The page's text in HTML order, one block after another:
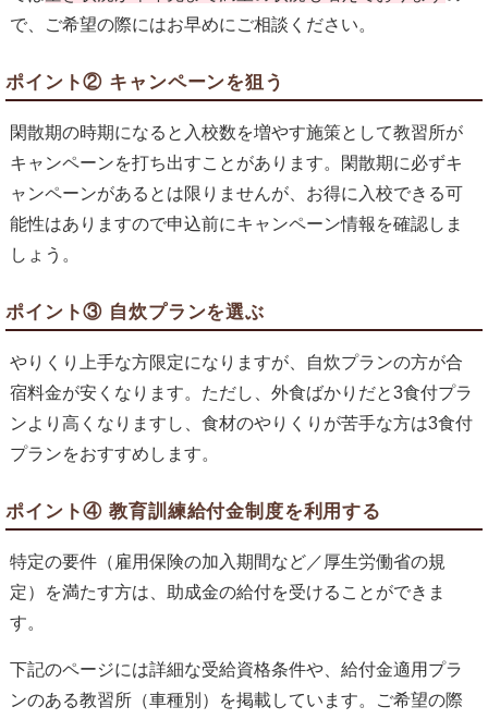
で、ご希望の際にはお早めにご相談ください。
ポイント② キャンペーンを狙う
閑散期の時期になると入校数を増やす施策として教習所が
キャンペーンを打ち出すことがあります。閑散期に必ずキ
ャンペーンがあるとは限りませんが、お得に入校できる可
能性はありますので申込前にキャンペーン情報を確認しま
しょう。
ポイント③ 自炊プランを選ぶ
やりくり上手な方限定になりますが、自炊プランの方が合
宿料金が安くなります。ただし、外食ばかりだと3食付プラ
ンより高くなりますし、食材のやりくりが苦手な方は3食付
プランをおすすめします。
ポイント④ 教育訓練給付金制度を利用する
特定の要件（雇用保険の加入期間など／厚生労働省の規
定）を満たす方は、助成金の給付を受けることができま
す。
下記のページには詳細な受給資格条件や、給付金適用プラ
ンのある教習所（車種別）を掲載しています。ご希望の際